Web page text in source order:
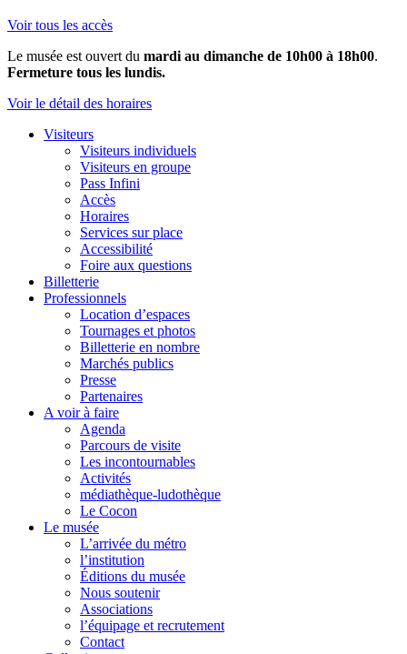
Voir tous les accès
Le musée est ouvert du mardi au dimanche de 10h00 à 18h00.
Fermeture tous les lundis.
Voir le détail des horaires
Visiteurs
Visiteurs individuels
Visiteurs en groupe
Pass Infini
Accès
Horaires
Services sur place
Accessibilité
Foire aux questions
Billetterie
Professionnels
Location d’espaces
Tournages et photos
Billetterie en nombre
Marchés publics
Presse
Partenaires
A voir à faire
Agenda
Parcours de visite
Les incontournables
Activités
médiathèque-ludothèque
Le Cocon
Le musée
L’arrivée du métro
l’institution
Éditions du musée
Nous soutenir
Associations
l’équipage et recrutement
Contact